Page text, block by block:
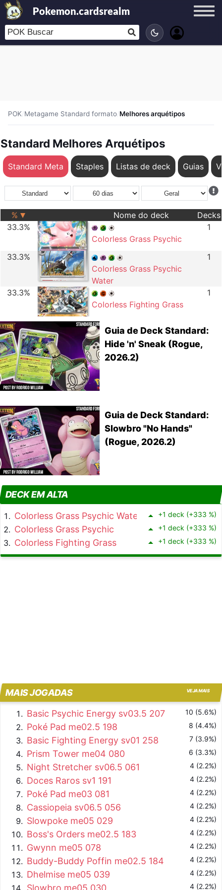
Pokemon.cardsrealm
POK/Metagame Standard formato/Melhores arquétipos
Standard Melhores Arquétipos
Standard Meta Staples Listas de deck Guias
% Nome do deck
Decks
33.3%
Colorless Grass Psychic
1
33.3%
Colorless Grass Psychic
Water
1
33.3%
Colorless Fighting Grass
1
Guia de Deck Standard:
Hide 'n' Sneak (Rogue,
2026.2)
Guia de Deck Standard:
Slowbro "No Hands"
(Rogue, 2026.2)
DECK EM ALTA
Colorless Grass Psychic Water +1 deck (+333 %)
Colorless Grass Psychic +1 deck (+333 %)
Colorless Fighting Grass +1 deck (+333 %)
MAIS JOGADAS VEJA MAIS
Basic Psychic Energy sv03.5 207 10 (5.6%)
Poké Pad me02.5 198 8 (4.4%)
Basic Fighting Energy sv01 258 7 (3.9%)
Prism Tower me04 080 6 (3.3%)
Night Stretcher sv06.5 061 4 (2.2%)
Doces Raros sv1 191 4 (2.2%)
Poké Pad me03 081 4 (2.2%)
Cassiopeia sv06.5 056 4 (2.2%)
Slowpoke me05 029 4 (2.2%)
Boss's Orders me02.5 183 4 (2.2%)
Gwynn me05 078 4 (2.2%)
Buddy-Buddy Poffin me02.5 184 4 (2.2%)
Dhelmise me05 039 4 (2.2%)
Slowbro me05 030 4 (2.2%)